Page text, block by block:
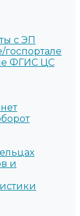
с ЭП
ФГИС ЦС
и